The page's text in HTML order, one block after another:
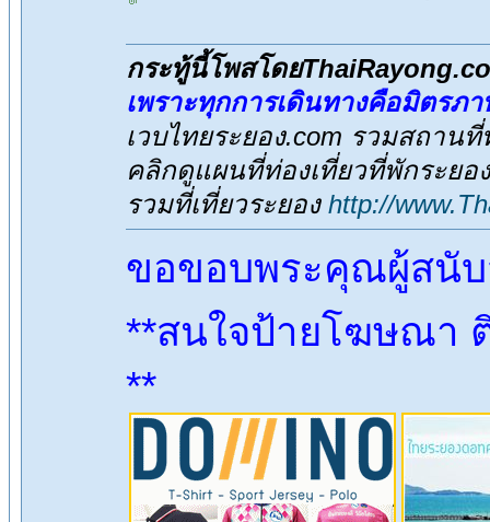
กระทู้นี้โพสโดย
เพราะทุกการเดินทางคือมิตรภา
เวบไทยระยอง.com รวมสถา
คลิกดูแผนที่ท่องเที่ยวที่พักระยอ
รวมที่เที่ยวระยอง http://
ขอขอบพระคุณผู้สนับ
**สนใจป้ายโฆษณา
**